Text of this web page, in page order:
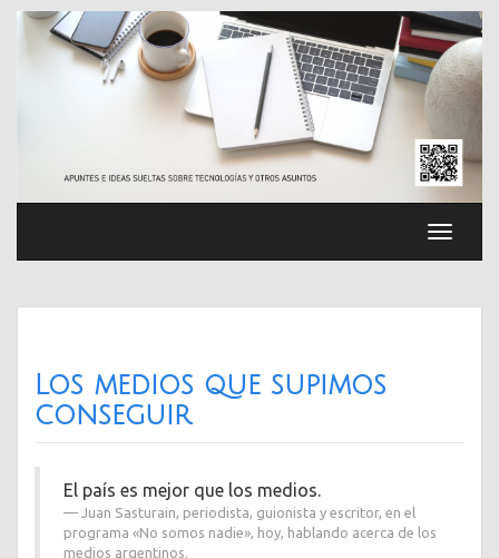
Saltar
contenido
Los medios que supimos
conseguir
El país es mejor que los medios.
Juan Sasturain, periodista, guionista y escritor, en el
programa «No somos nadie», hoy, hablando acerca de los
medios argentinos.